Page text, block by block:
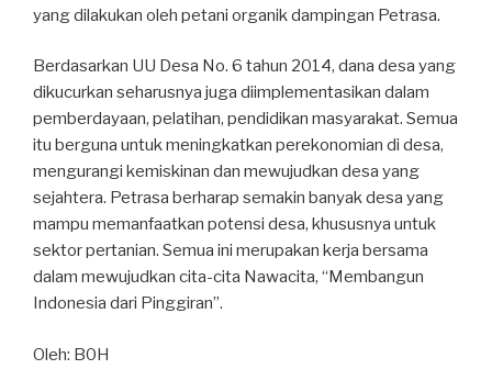
yang dilakukan oleh petani organik dampingan Petrasa.
Berdasarkan UU Desa No. 6 tahun 2014, dana desa yang
dikucurkan seharusnya juga diimplementasikan dalam
pemberdayaan, pelatihan, pendidikan masyarakat. Semua
itu berguna untuk meningkatkan perekonomian di desa,
mengurangi kemiskinan dan mewujudkan desa yang
sejahtera. Petrasa berharap semakin banyak desa yang
mampu memanfaatkan potensi desa, khususnya untuk
sektor pertanian. Semua ini merupakan kerja bersama
dalam mewujudkan cita-cita Nawacita, “Membangun
Indonesia dari Pinggiran”.
Oleh: B0H